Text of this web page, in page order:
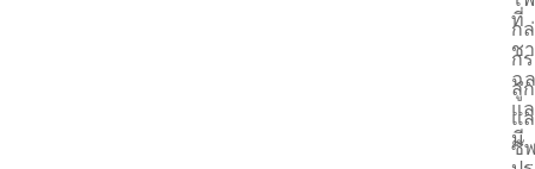
ที่
ช
ฉ
แ
มี
ก
ก
ลู
แ
ซั